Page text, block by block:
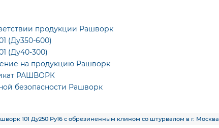
продукции Рашворк
(Ду350-600)
(Ду40-300)
на продукцию Рашворк
РАШВОРК
безопасности Рашворк
101 Ду250 Ру16 с обрезиненным клином со штурвалом в г. Москва